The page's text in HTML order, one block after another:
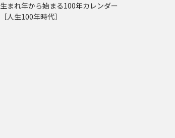
生まれ年から始まる100年カレンダー
［人生100年時代］